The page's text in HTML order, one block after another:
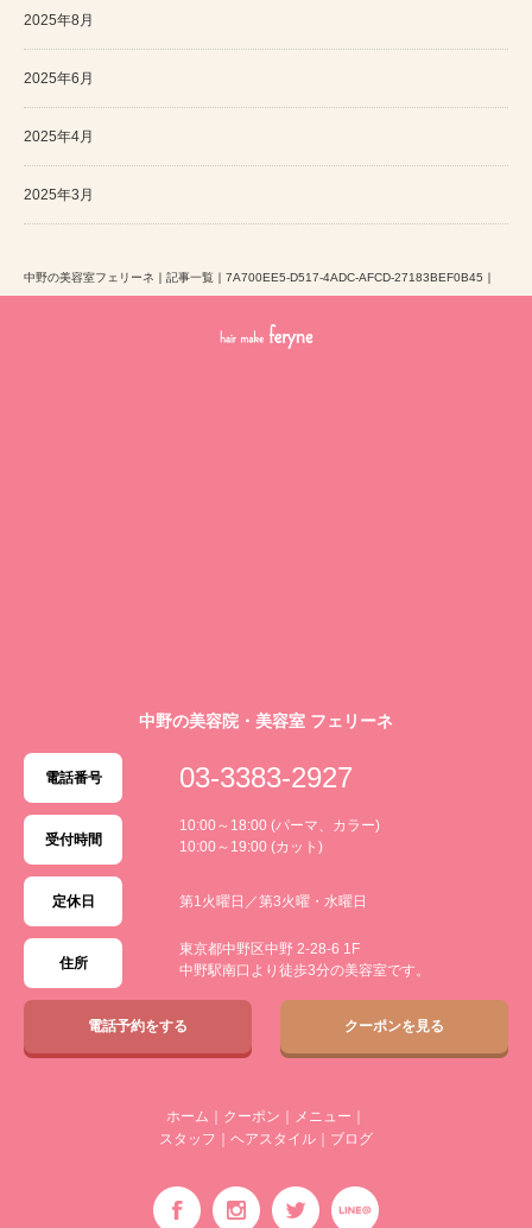
2025年8月
2025年6月
2025年4月
2025年3月
中野の美容室フェリーネ ｜ 記事一覧 ｜ 7A700EE5-D517-4ADC-AFCD-27183BEF0B45 ｜
中野の美容院・美容室 フェリーネ
電話番号 03-3383-2927
受付時間
10:00～18:00 (パーマ、カラー)
10:00～19:00 (カット)
定休日 第1火曜日／第3火曜・水曜日
住所
東京都中野区中野 2-28-6 1F
中野駅南口より徒歩3分の美容室です。
電話予約をする クーポンを見る
ホーム ｜ クーポン ｜ メニュー ｜
スタッフ ｜ ヘアスタイル ｜ ブログ